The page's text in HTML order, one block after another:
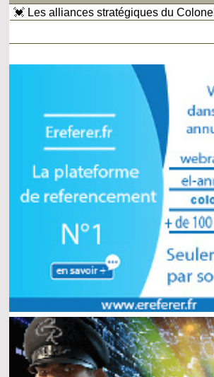
💓 Les alliances stratégiques du Colonel